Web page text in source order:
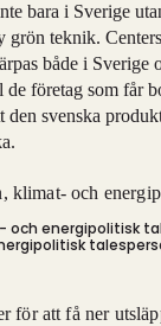
bara i Sverige
grön teknik.
både i Sverige
företag som får
den svenska
och energipolitisk
för att få ner